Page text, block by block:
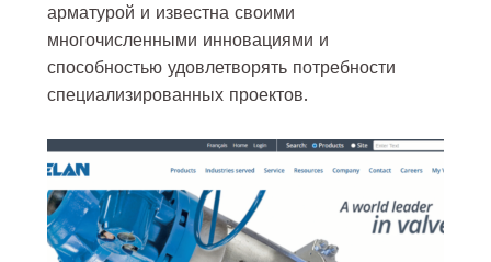
арматурой и известна своими
многочисленными инновациями и
способностью удовлетворять потребности
специализированных проектов.